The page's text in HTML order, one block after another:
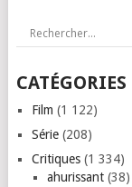
CATÉGORIES
Film (1 122)
Série(208)
Critiques(1 334)
ahurissant(38)